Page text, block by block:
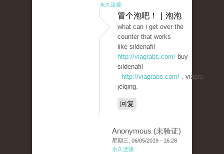
永久连接
冒个泡吧！ | 泡泡
what can i get over the
counter that works
like sildenafil
http://viagrabs.com/ buy
sildenafil
- http://viagrabs.com/ . viagra
jelqing.
回复
Anonymous (未验证)
星期三, 06/05/2019 - 16:28
永久连接